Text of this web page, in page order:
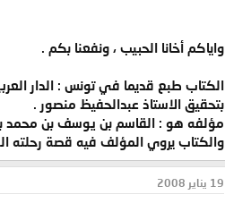
واياكم أخانا الحبيب ، ونفعنا بكم .
الكتاب طبع قديما في تونس : الدار العربيه
بتحقيق الاستاذ عبدالحفيظ منصور .
مؤلفه هو : القاسم بن يوسف بن محمد بن
والكتاب يروي المؤلف فيه قصة رحلته
19 يناير 2008